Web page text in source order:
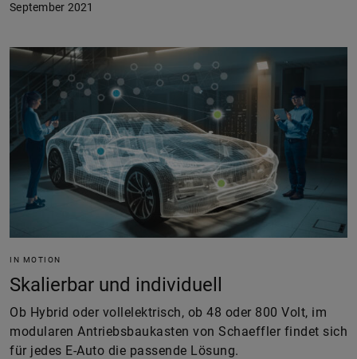
September 2021
IN MOTION
Skalierbar und individuell
Ob Hybrid oder vollelektrisch, ob 48 oder 800 Volt, im
modularen Antriebsbaukasten von Schaeffler findet sich
für jedes E-Auto die passende Lösung.